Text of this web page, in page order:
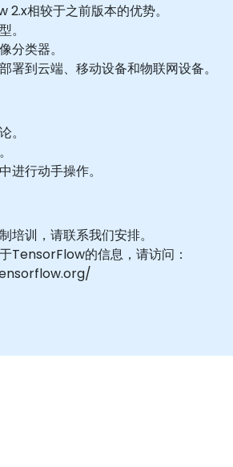
相较于之前版本的优势。
。
分类器。
署到云端、移动设备和物联网设备。
。
进行动手操作。
培训，请联系我们安排。
TensorFlow的信息，请访问：